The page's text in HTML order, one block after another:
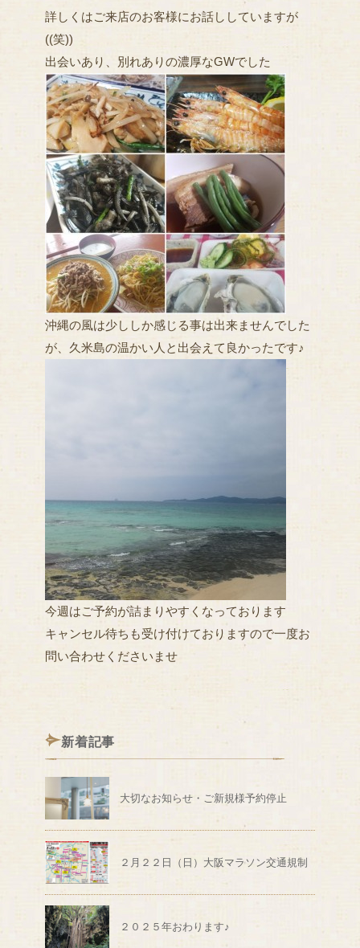
詳しくはご来店のお客様にお話ししていますが
((笑))
出会いあり、別れありの濃厚なGWでした
沖縄の風は少ししか感じる事は出来ませんでした
が、久米島の温かい人と出会えて良かったです♪
今週はご予約が詰まりやすくなっております
キャンセル待ちも受け付けておりますので一度お
問い合わせくださいませ
新着記事
大切なお知らせ・ご新規様予約停止
２月２２日（日）大阪マラソン交通規制
２０２５年おわります♪